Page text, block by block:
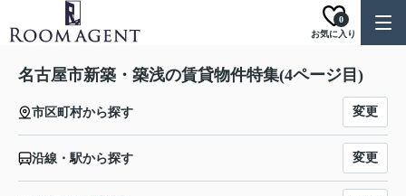
お気に入り
0
名古屋市新築・築浅の賃貸物件特集(4ページ目)
市区町村から探す 変更
沿線・駅から探す 変更